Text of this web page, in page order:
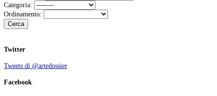
Categoria:
Ordinamento:
Cerca
Twitter
Tweets di @artedossier
Facebook